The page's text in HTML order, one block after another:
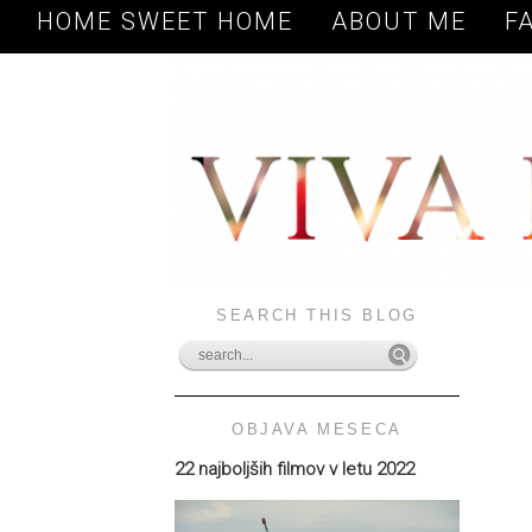
HOME SWEET HOME ABOUT ME
SEARCH THIS BLOG
OBJAVA MESECA
22 najboljših filmov v letu 2022